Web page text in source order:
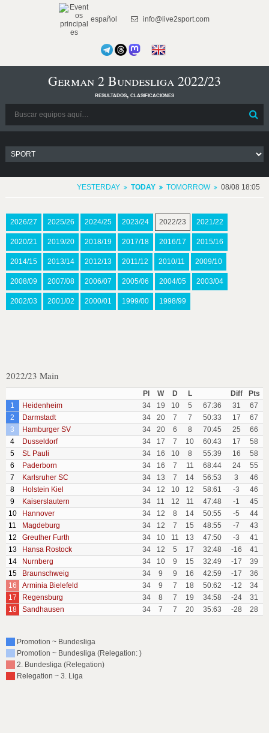
español info@live2sport.com
German 2 Bundesliga 2022/23
resultados, clasificaciones
YESTERDAY TODAY TOMORROW 08/08 18:05
2026/27 2025/26 2024/25 2023/24 2022/23 2021/22
2020/21 2019/20 2018/19 2017/18 2016/17 2015/16
2014/15 2013/14 2012/13 2011/12 2010/11 2009/10
2008/09 2007/08 2006/07 2005/06 2004/05 2003/04
2002/03 2001/02 2000/01 1999/00 1998/99
2022/23 Main
Pl W D L Diff
Pts
1
Heidenheim 34 19 10 5 67:36 31
67
2
Darmstadt 34 20 7 7 50:33 17
67
3
Hamburger SV 34 20 6 8 70:45 25
66
4
Dusseldorf 34 17 7 10 60:43 17
58
5
St. Pauli 34 16 10 8 55:39 16
58
6
Paderborn 34 16 7 11 68:44 24
55
7
Karlsruher SC 34 13 7 14 56:53 3
46
8
Holstein Kiel 34 12 10 12 58:61 -3
46
9
Kaiserslautern 34 11 12 11 47:48 -1
45
10
Hannover 34 12 8 14 50:55 -5
44
11
Magdeburg 34 12 7 15 48:55 -7
43
12
Greuther Furth 34 10 11 13 47:50 -3
41
13
Hansa Rostock 34 12 5 17 32:48 -16
41
14
Nurnberg 34 10 9 15 32:49 -17
39
15
Braunschweig 34 9 9 16 42:59 -17
36
16
Arminia Bielefeld 34 9 7 18 50:62 -12
34
17
Regensburg 34 8 7 19 34:58 -24
31
18
Sandhausen 34 7 7 20 35:63 -28 28
Promotion ~ Bundesliga
Promotion ~ Bundesliga (Relegation: )
2. Bundesliga (Relegation)
Relegation ~ 3. Liga